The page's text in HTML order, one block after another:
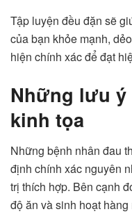
Tập luyện đều đặn sẽ
của bạn khỏe mạnh,
hiện chính xác để đạt
Những lưu ý
kinh tọa
Những bệnh nhân đau
định chính xác nguyên
trị thích hợp. Bên cạnh
độ ăn và sinh hoạt